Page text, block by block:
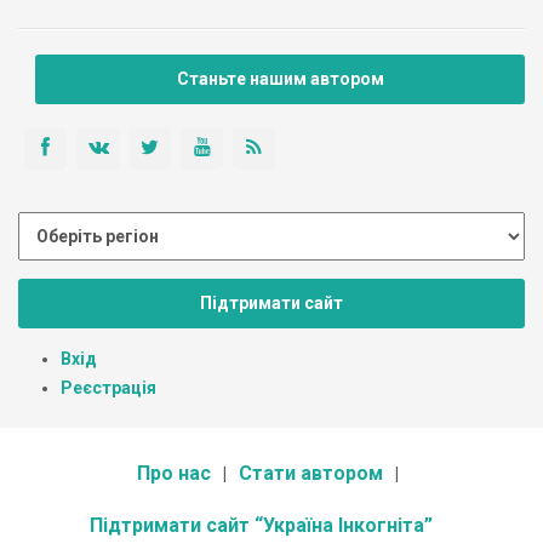
Станьте нашим автором
Підтримати сайт
Вхід
Реєстрація
Про нас Стати автором
Підтримати сайт “Україна Інкогніта”